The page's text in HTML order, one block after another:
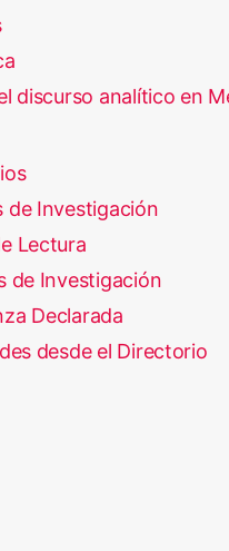
discurso analítico en
de Investigación
Lectura
de Investigación
Declarada
desde el Directorio